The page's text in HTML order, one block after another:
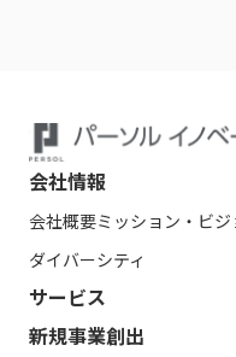
会社情報
会社概要ミッション・ビジ
ダイバーシティ
サービス
新規事業創出